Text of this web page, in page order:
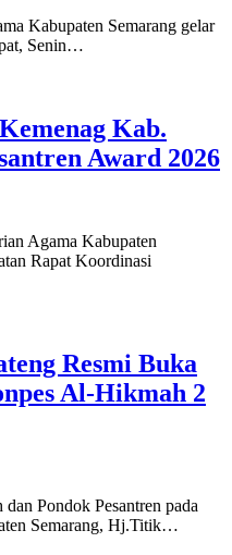
Kabupaten Semarang gelar
Senin…
Kab.
Award 2026
Agama Kabupaten
Rapat Koordinasi
Resmi Buka
Al-Hikmah 2
Pondok Pesantren pada
Semarang, Hj.Titik…